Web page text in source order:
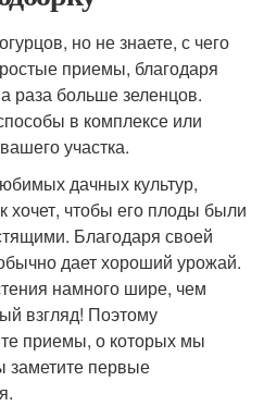
но не знаете, с чего
приемы, благодаря
раза больше зеленцов.
в комплексе или
участка.
дачных культур,
хочет, чтобы его плоды были
Благодаря своей
дает хороший урожай.
намного шире, чем
взгляд! Поэтому
приемы, о которых мы
заметите первые